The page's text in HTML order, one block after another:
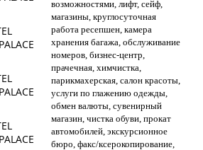
возможностями, лифт, сейф,
магазины, круглосуточная
работа ресепшен, камера
хранения багажа, обслуживание
номеров, бизнес-центр,
прачечная, химчистка,
парикмахерская, салон красоты,
услуги по глажению одежды,
обмен валюты, сувенирный
магазин, чистка обуви, прокат
автомобилей, экскурсионное
бюро, факс/ксерокопирование,